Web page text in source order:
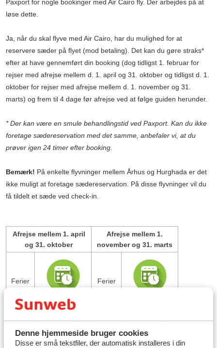
Denne hjemmeside bruger cookies
Disse er små tekstfiler, der automatisk installeres i din
Paxport for nogle bookinger med Air Cairo fly. Der arbejdes på at
løse dette.
Ja, når du skal flyve med Air Cairo, har du mulighed for at
reservere sæder på flyet (mod betaling). Det kan du gøre straks*
efter at have gennemført din booking (dog tidligst 1. februar for
rejser med afrejse mellem d. 1. april og 31. oktober og tidligst d. 1.
oktober for rejser med afrejse mellem d. 1. november og 31.
marts) og frem til 4 dage før afrejse ved at følge guiden herunder.
* Der kan være en smule behandlingstid ved Paxport. Kan du ikke
foretage sædereservation med det samme, anbefaler vi, at du
prøver igen 24 timer efter booking.
Bemærk! På enkelte flyvninger mellem Århus og Hurghada er det
ikke muligt at foretage sædereservation. På disse flyvninger vil du
få tildelt et sæde ved check-in.
Afrejse mellem 1. april
og 31. oktober
Afrejse mellem 1.
november og 31. marts
Ferier
før1.
Sædereservation
starten af
februar
Ferier
starten af
oktober